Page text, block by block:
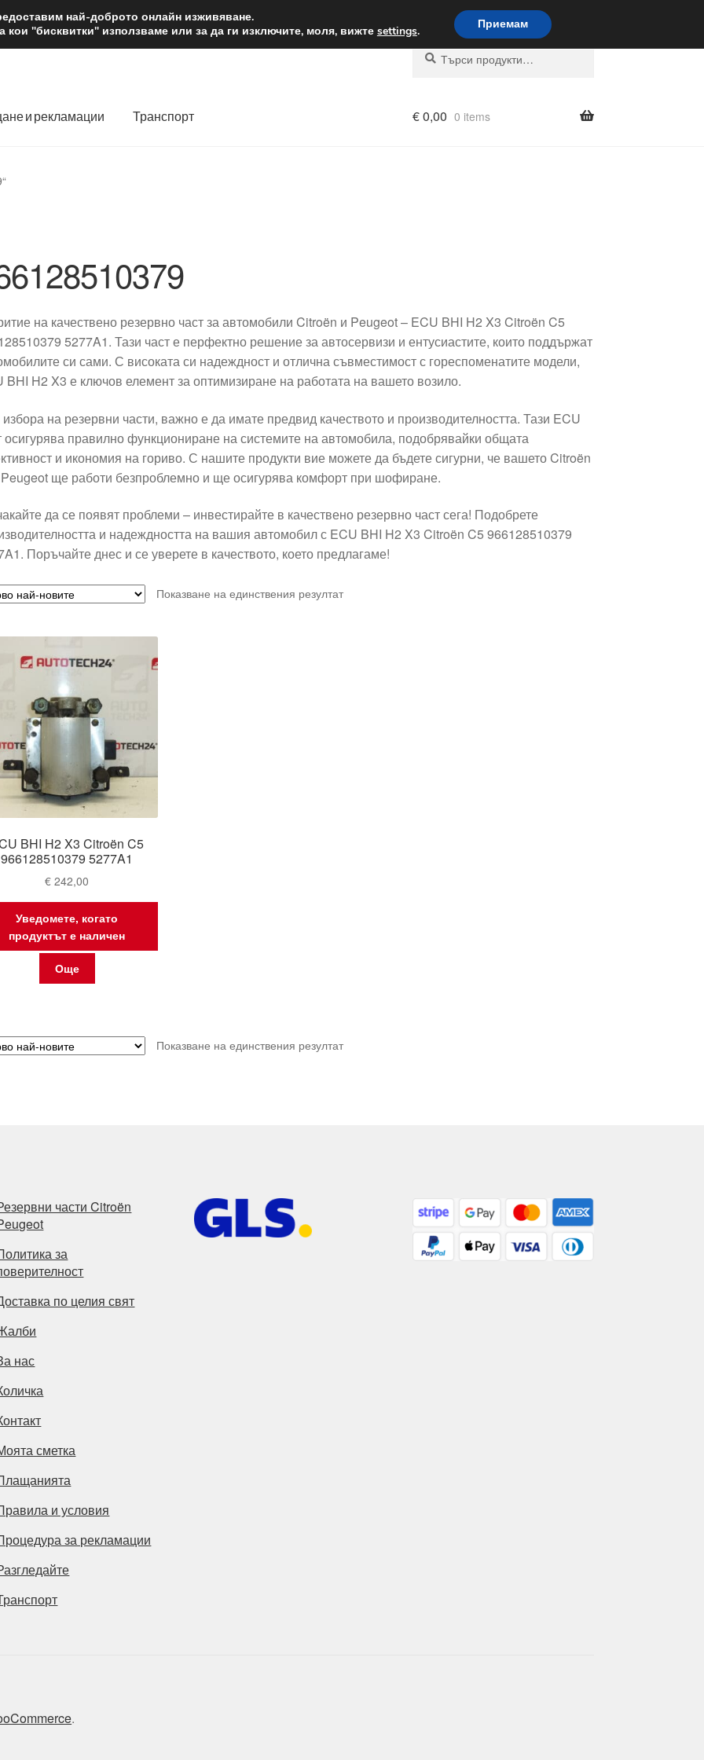
лв. Доставка по целия свят
Търсене
Търсене
и рекламации Транспорт €0,00 0 items
на качествено резервно част за автомобили Citroën и Peugeot – ECU BHI H2 X3 Citroën C5
5277A1. Тази част е перфектно решение за автосервизи и ентусиастите, които поддържат
си сами. С високата си надеждност и отлична съвместимост с гореспоменатите модели,
BHI H2 X3 е ключов елемент за оптимизиране на работата на вашето возило.
на резервни части, важно е да имате предвид качеството и производителността. Тази ECU
осигурява правилно функциониране на системите на автомобила, подобрявайки общата
и икономия на гориво. С нашите продукти вие можете да бъдете сигурни, че вашето Citroën
ще работи безпроблемно и ще осигурява комфорт при шофиране.
да се появят проблеми – инвестирайте в качествено резервно част сега! Подобрете
и надеждността на вашия автомобил с ECU BHI H2 X3 Citroën C5 966128510379
Поръчайте днес и се уверете в качеството, което предлагаме!
Показване на единствения резултат
BHI H2 X3 Citroën C5
966128510379 5277A1
€ 242,00
Уведомете, когато
продуктът е наличен
Още
Показване на единствения резултат
части Citroën
за
по целия свят
нас
сметка
и условия
за рекламации
.
най-доброто онлайн изживяване.
"бисквитки" използваме или за да ги изключите, моля, вижте settings. Приемам